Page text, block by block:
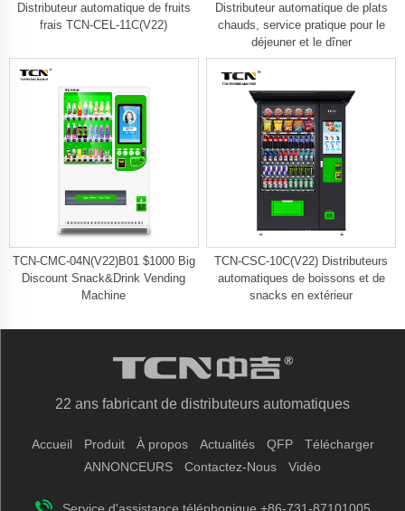
Distributeur automatique de fruits
frais TCN-CEL-11C(V22)
Distributeur automatique de plats
chauds, service pratique pour le
déjeuner et le dîner
TCN-CMC-04N(V22)B01 $1000 Big
Discount Snack&Drink Vending
Machine
TCN-CSC-10C(V22) Distributeurs
automatiques de boissons et de
snacks en extérieur
22 ans fabricant de distributeurs automatiques
Accueil Produit À propos Actualités QFP
Télécharger
ANNONCEURS
Contactez-Nous Vidéo
Service d'assistance téléphonique +86-731-87101005